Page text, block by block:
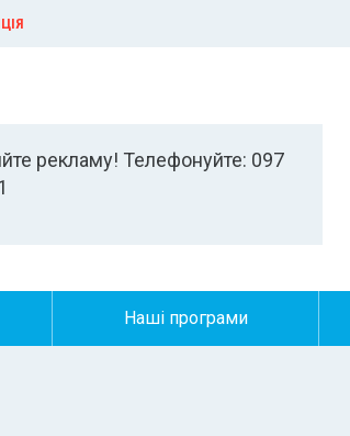
рекламу! Телефонуйте: 097
Наші програми